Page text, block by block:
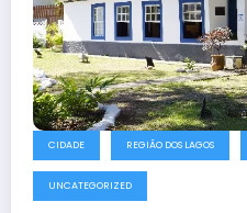
CIDADE REGIÃO DOS LAGOS
UNCATEGORIZED